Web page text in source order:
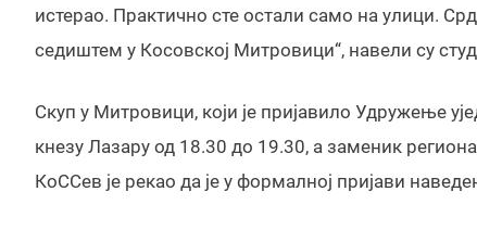
истерао. Практично сте остали само на улици.
седиштем у Косовској Митровици“, навели су
Скуп у Митровици, који је пријавило Удружење
кнезу Лазару од 18.30 до 19.30, а заменик
КоССев је рекао да је у формалној пријави